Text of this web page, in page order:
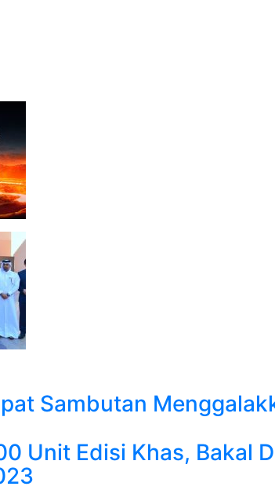
Sambutan
Unit Edisi Khas, Bakal